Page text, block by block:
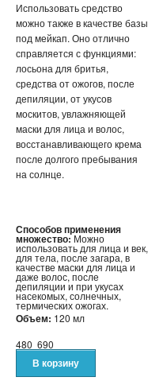
Использовать средство
можно также в качестве базы
под мейкап. Оно отлично
справляется с функциями:
лосьона для бритья,
средства от ожогов, после
депиляции, от укусов
москитов, увлажняющей
маски для лица и волос,
восстанавливающего крема
после долгого пребывания
на солнце.
Способов применения
множество:Можно
использовать для лица и век,
для тела, после загара, в
качестве маски для лица и
даже волос, после
депиляции и при укусах
насекомых, солнечных,
термических ожогах.
Объем: 120 мл
480 690